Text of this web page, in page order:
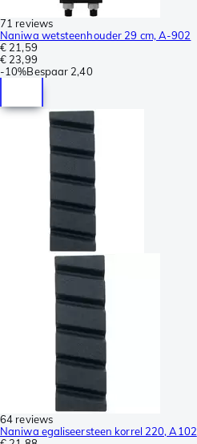
71 reviews
Naniwa wetsteenhouder 29 cm, A-902
€ 21,59
€ 23,99
-10%Bespaar 2,40
64 reviews
Naniwa egaliseersteen korrel 220, A102